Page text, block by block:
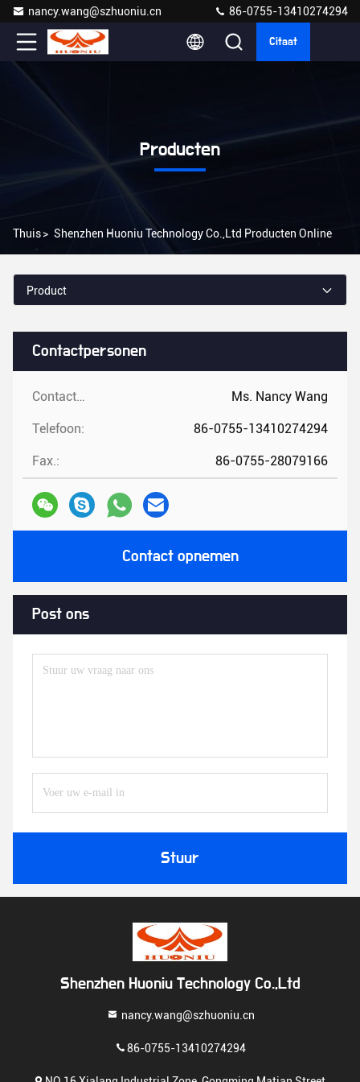
nancy.wang@szhuoniu.cn 86-0755-13410274294
Citaat
Producten
Thuis> Shenzhen Huoniu Technology Co.,Ltd Producten Online
Contactpersonen
Contactpersonen: Ms. Nancy Wang
Telefoon: 86-0755-13410274294
Fax.: 86-0755-28079166
Contact opnemen
Post ons
Stuur
Product
Shenzhen Huoniu Technology Co.,Ltd
nancy.wang@szhuoniu.cn
86-0755-13410274294